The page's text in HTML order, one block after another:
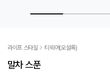
라이프 스타일 티웨어(오설록)
말차 스푼